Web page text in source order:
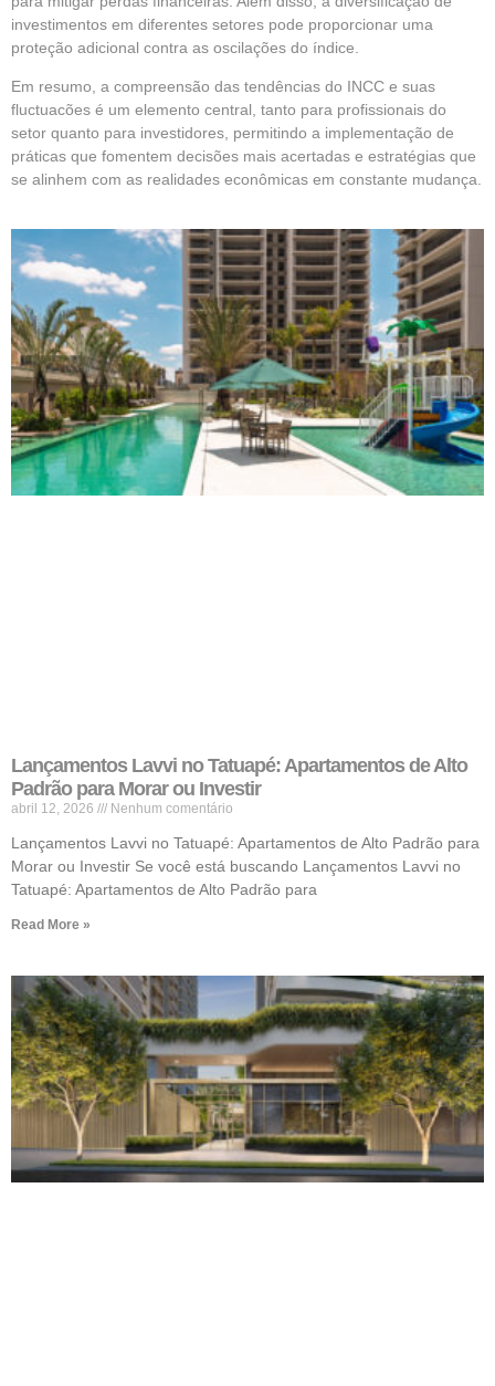
investimentos em diferentes setores pode proporcionar uma
proteção adicional contra as oscilações do índice.
Em resumo, a compreensão das tendências do INCC e suas
fluctuacões é um elemento central, tanto para profissionais do
setor quanto para investidores, permitindo a implementação de
práticas que fomentem decisões mais acertadas e estratégias que
se alinhem com as realidades econômicas em constante mudança.
Lançamentos Lavvi no Tatuapé: Apartamentos de Alto
Padrão para Morar ou Investir
abril 12, 2026 Nenhum comentário
Lançamentos Lavvi no Tatuapé: Apartamentos de Alto Padrão para
Morar ou Investir Se você está buscando Lançamentos Lavvi no
Tatuapé: Apartamentos de Alto Padrão para
Read More »